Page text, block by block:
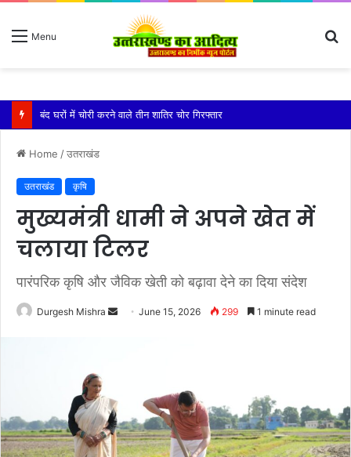
Menu
बारिश ने बढ़ाई दहशत, दरकने लगी जमीन, 10 परिवारों ने छोड़े घर
Home /उतराखंड
उतराखंड कृषि
मुख्यमंत्री धामी ने अपने खेत में
चलाया टिलर
पारंपरिक कृषि और जैविक खेती को बढ़ावा देने का दिया संदेश
Durgesh Mishra
Send June 15, 2026 299 1 minute read